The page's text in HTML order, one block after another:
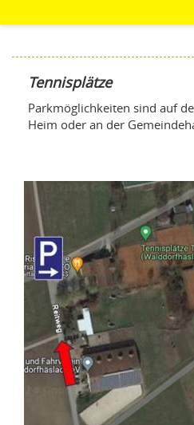
Tennisplätze
Parkmöglichkeiten sind auf
Heim oder an der